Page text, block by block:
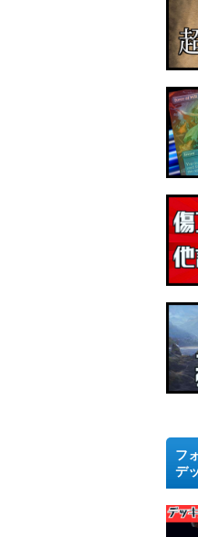
フ
デ